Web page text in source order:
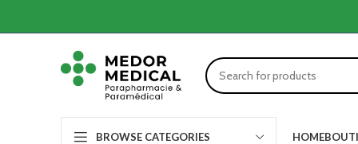
BROWSE CATEGORIES HOME